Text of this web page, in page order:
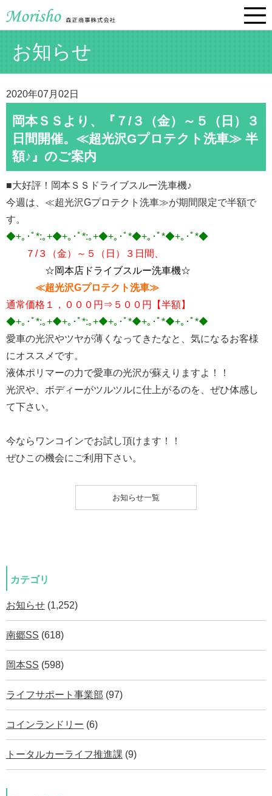
お知らせ
2020年07月02日
岡本ＳＳより、『７/３（金）～５（日）３
日間開催。≪超光沢Gプロテクト洗車≫ 半
額♪』のご案内
■大好評！岡本ＳＳドライブスルー洗車機♪
今週は、≪超光沢Gプロテクト洗車≫が期間限定で半額で
す。
◆+｡･ﾟ*:｡+◆+｡･ﾟ*:｡+◆+｡･ﾟ*◆+｡･ﾟ*◆+｡･ﾟ*◆
７/３（金）～５（日）３日間、
☆岡本店ドライブスルー洗車機☆
≪超光沢Gプロテクト洗車≫
通常価格１，０００円⇒５００円【半額】
◆+｡･ﾟ*:｡+◆+｡･ﾟ*:｡+◆+｡･ﾟ*◆+｡･ﾟ*◆+｡･ﾟ*◆
愛車の光沢やツヤが薄くなってきたなと、気になるお客様
にオススメです。
液体ポリマーの力で愛車の光沢が蘇えりますよ！！
光沢や、ボディーがツルツルに仕上がるのを、ぜひ体感し
て下さい。
今ならワンコインでお試し頂けます！！
ぜひこの機会にご利用下さい。
お知らせ一覧
カテゴリ
お知らせ (1,252)
南郷SS (618)
岡本SS (598)
ライフサポート事業部 (97)
コインランドリー (6)
トータルカーライフ推進課 (9)